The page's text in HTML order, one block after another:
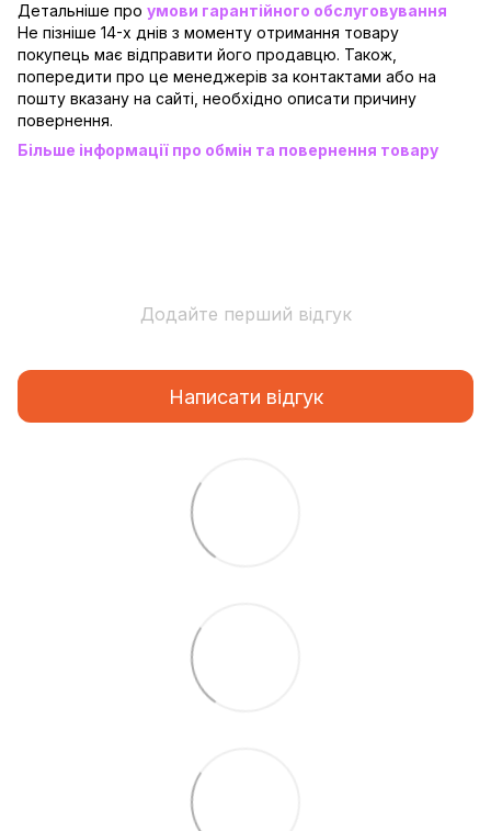
Детальніше про умови гарантійного обслуговування
Не пізніше 14-х днів з моменту отримання товару
покупець має відправити його продавцю. Також,
попередити про це менеджерів за контактами або на
пошту вказану на сайті, необхідно описати причину
повернення.
Більше інформації про обмін та повернення товару
Додайте перший відгук
Написати відгук